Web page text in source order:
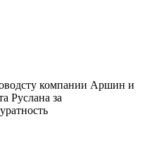
компании Аршин и
Руслана за